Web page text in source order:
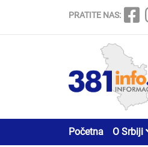
PRATITE NAS:
Početna O Srbiji